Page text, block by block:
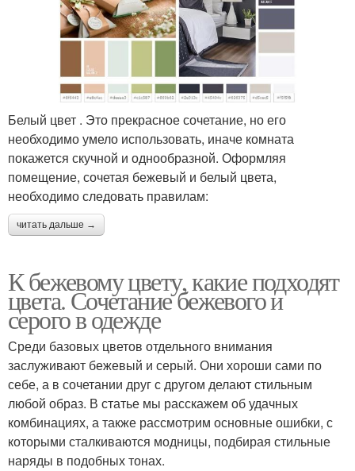
Белый цвет . Это прекрасное сочетание, но его
необходимо умело использовать, иначе комната
покажется скучной и однообразной. Оформляя
помещение, сочетая бежевый и белый цвета,
необходимо следовать правилам:
читать дальше →
К бежевому цвету, какие подходят
цвета. Сочетание бежевого и
серого в одежде
Среди базовых цветов отдельного внимания
заслуживают бежевый и серый. Они хороши сами по
себе, а в сочетании друг с другом делают стильным
любой образ. В статье мы расскажем об удачных
комбинациях, а также рассмотрим основные ошибки, с
которыми сталкиваются модницы, подбирая стильные
наряды в подобных тонах.